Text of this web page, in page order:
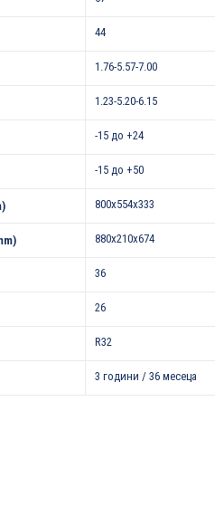
44
1.76-5.57-7.00
1.23-5.20-6.15
-15 до +24
-15 до +50
800x554x333
880x210x674
36
26
R32
3 години / 36 месеца